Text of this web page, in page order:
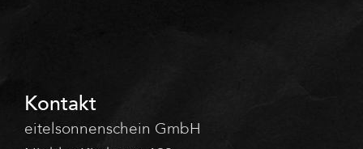
Kontakt
eitelsonnenschein GmbH